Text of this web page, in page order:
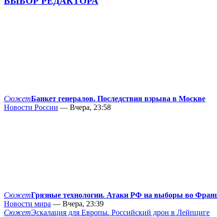
СюжетБанкет генералов. Последствия взрыва в Москве
Новости России — Вчера, 23:58
СюжетГрязные технологии. Атаки РФ на выборы во
Новости мира — Вчера, 23:39
СюжетЭскалация для Европы. Российский дрон в Лейпциге